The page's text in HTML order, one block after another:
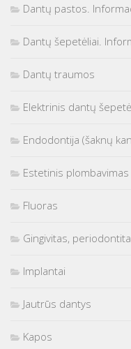
Dantų pastos.
Dantų šepetėliai.
Dantų traumos
Elektrinis dantų
Endodontija (šaknų
Estetinis plombavimas
Fluoras
Gingivitas,
Implantai
Jautrūs dantys
Kapos